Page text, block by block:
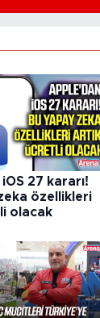
27 kararı!
özellikleri
olacak